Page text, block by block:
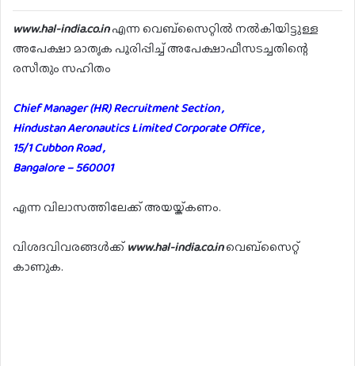
www.hal-india.co.inഎന്ന വെബ്സൈറ്റിൽ നൽകിയിട്ടുള്ള
അപേക്ഷാ മാതൃക പൂരിപ്പിച്ച് അപേക്ഷാഫീസടച്ചതിന്റെ
രസീതും സഹിതം
Chief Manager (HR) Recruitment Section ,
Hindustan Aeronautics Limited Corporate Office ,
15/1 Cubbon Road ,
Bangalore – 560001
എന്ന വിലാസത്തിലേക്ക് അയയ്ക്കണം.
വിശദവിവരങ്ങൾക്ക്www.hal-india.co.inവെബ്സൈറ്റ്
കാണുക.